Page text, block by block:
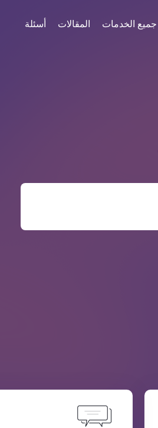
جميع الخدمات المقالات أسئلة